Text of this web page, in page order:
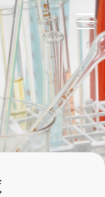
メ
ニ
ュ
を
開
く